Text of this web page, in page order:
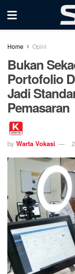
Home Opini
Bukan
Portofolio
Jadi
Pemasaran
by Warta Vokasi